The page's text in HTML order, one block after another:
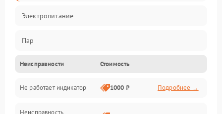
Электропитание
Пар
Герметичность
Механические повреждения
Неисправности Стоимость
Не работает индикатор 1000 ₽ Подробнее →
Неисправность